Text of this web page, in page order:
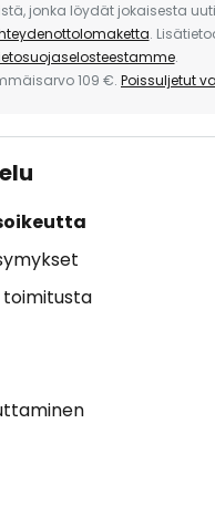
jonka löydät jokaisesta
.
.
109 €. Poissuljetut
toimitusta